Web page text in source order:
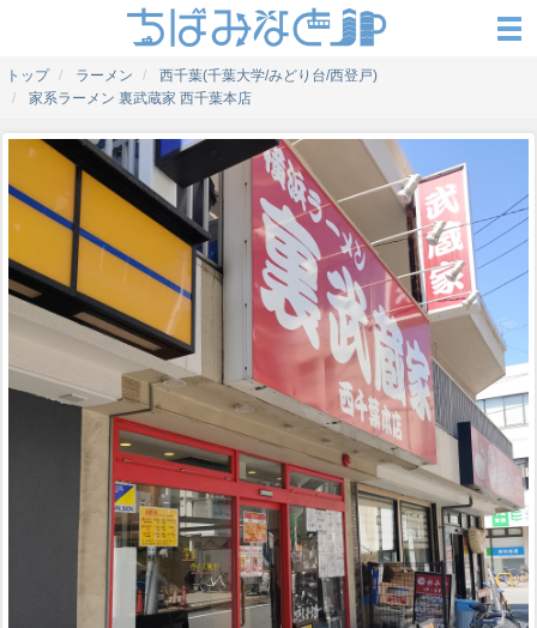
トップ ラーメン
西千葉(千葉大学/みどり台/西登戸)
家系ラーメン 裏武蔵家 西千葉本店